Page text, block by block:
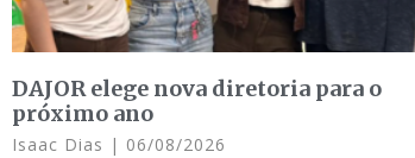
DAJOR elege nova diretoria para o
próximo ano
Isaac Dias 06/08/2026